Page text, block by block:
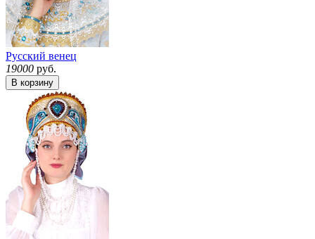
Русский венец
19000 руб.
В корзину